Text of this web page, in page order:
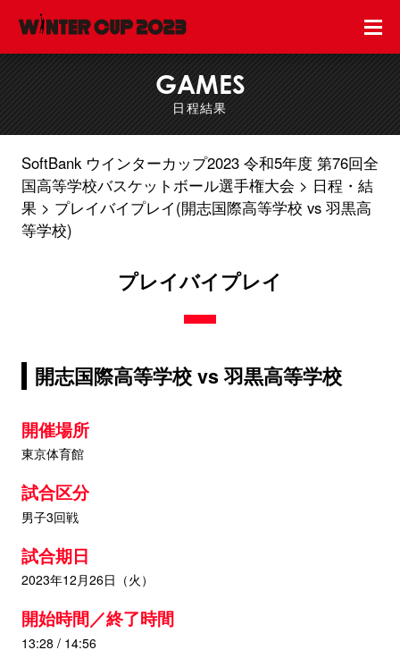
GAMES
日程結果
SoftBank ウインターカップ2023 令和5年度 第76回全
国高等学校バスケットボール選手権大会
日程・結
果
プレイバイプレイ(開志国際高等学校 vs 羽黒高
等学校)
プレイバイプレイ
開志国際高等学校 vs 羽黒高等学校
開催場所
東京体育館
試合区分
男子3回戦
試合期日
2023年12月26日（火）
開始時間／終了時間
13:28 / 14:56